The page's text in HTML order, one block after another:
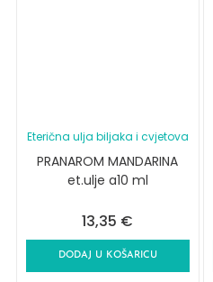
Eterična ulja biljaka i cvjetova
PRANAROM MANDARINA
et.ulje a10 ml
13,35 €
DODAJ U KOŠARICU